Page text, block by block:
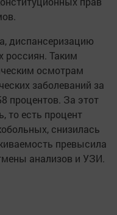
диспансеризацию
россиян. Таким
осмотрам
заболеваний за
процентов. За этот
то есть процент
снизилась
превысила
анализов и УЗИ.